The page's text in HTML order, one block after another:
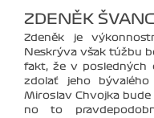
ZDENĚK
Zdeněk je
Neskrýva však túžbu
fakt, že v posledných
zdolať jeho
Miroslav Chvojka
no to